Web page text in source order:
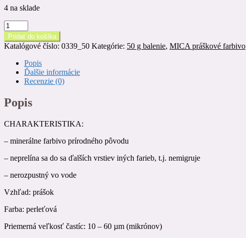
4 na sklade
množstvo
MICA
práškové
farbivo
SMOKY
GREY,
g
Pridať do košíka
Katalógové číslo: 0339_50 Kategórie: 50 g balenie, MICA práškové farbivo
Popis
Ďalšie informácie
Recenzie (0)
Popis
CHARAKTERISTIKA:
– minerálne farbivo prírodného pôvodu
– neprelína sa do sa ďalších vrstiev iných farieb, t.j. nemigruje
– nerozpustný vo vode
Vzhľad: prášok
Farba: perleťová
Priemerná veľkosť častíc: 10 – 60 µm (mikrónov)